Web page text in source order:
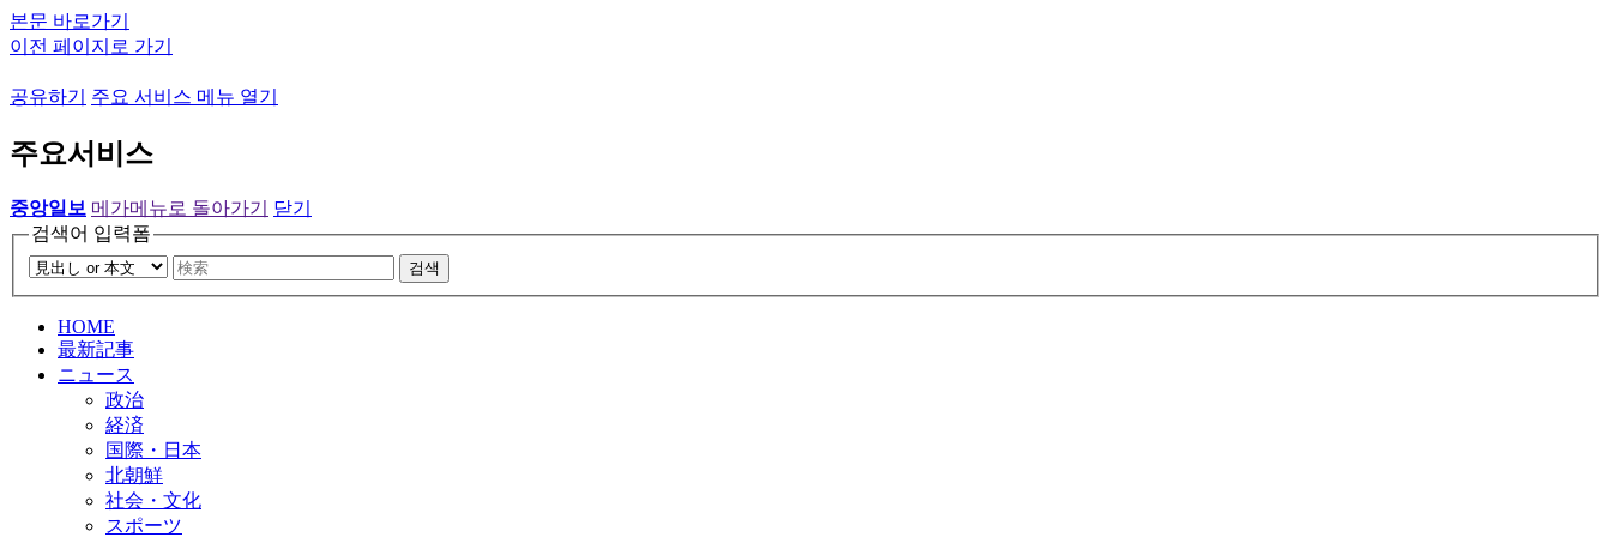
본문 바로가기
이전 페이지로 가기
공유하기 주요 서비스 메뉴 열기
주요서비스
중앙일보 메가메뉴로 돌아가기
닫기
검색어 입력폼
검색
HOME
最新記事
ニュース
政治
経済
国際・日本
北朝鮮
社会・文化
スポーツ